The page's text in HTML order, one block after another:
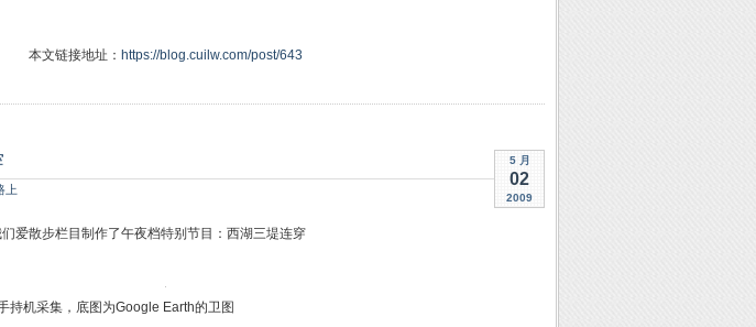
本文链接地址： https://blog.cuilw.com/post/643
5 月
02
2009
上
爱散步栏目制作了午夜档特别节目：西湖三堤连穿
持机采集，底图为Google Earth的卫图